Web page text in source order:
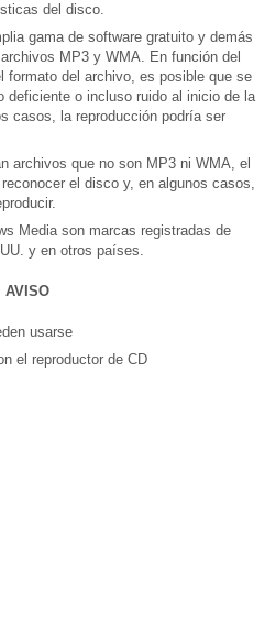
del disco.
gama de software gratuito y demás
MP3 y WMA. En función del
formato del archivo, es posible que se
deficiente o incluso ruido al inicio de la
casos, la reproducción podría ser
archivos que no son MP3 ni WMA, el
el disco y, en algunos casos,
Media son marcas registradas de
y en otros países.
AVISO
usarse
el reproductor de CD